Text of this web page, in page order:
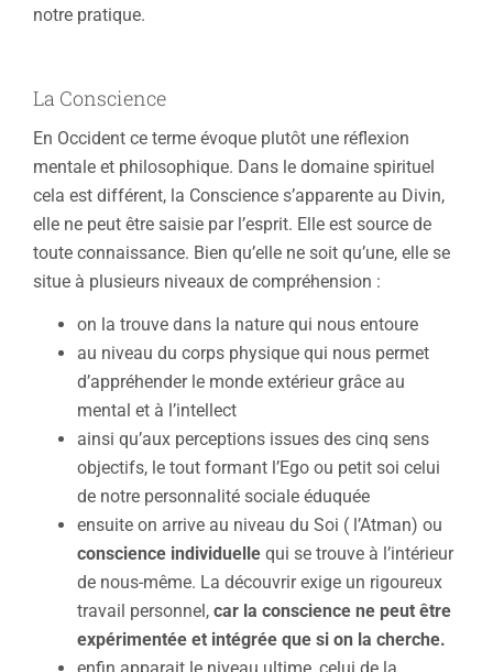
notre pratique.
La Conscience
En Occident ce terme évoque plutôt une réflexion
mentale et philosophique. Dans le domaine spirituel
cela est différent, la Conscience s’apparente au Divin,
elle ne peut être saisie par l’esprit. Elle est source de
toute connaissance. Bien qu’elle ne soit qu’une, elle se
situe à plusieurs niveaux de compréhension :
on la trouve dans la nature qui nous entoure
au niveau du corps physique qui nous permet
d’appréhender le monde extérieur grâce au
mental et à l’intellect
ainsi qu’aux perceptions issues des cinq sens
objectifs, le tout formant l’Ego ou petit soi celui
de notre personnalité sociale éduquée
ensuite on arrive au niveau du Soi ( l’Atman) ou
conscience individuelle qui se trouve à l’intérieur
de nous-même. La découvrir exige un rigoureux
travail personnel, car la conscience ne peut être
expérimentée et intégrée que si on la cherche.